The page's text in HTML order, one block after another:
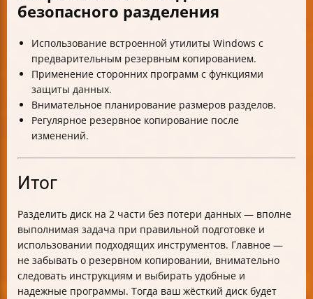
безопасного разделения
Использование встроенной утилиты Windows с
предварительным резервным копированием.
Применение сторонних программ с функциями
защиты данных.
Внимательное планирование размеров разделов.
Регулярное резервное копирование после
изменений.
Итог
Разделить диск на 2 части без потери данных — вполне
выполнимая задача при правильной подготовке и
использовании подходящих инструментов. Главное —
не забывать о резервном копировании, внимательно
следовать инструкциям и выбирать удобные и
надежные программы. Тогда ваш жёсткий диск будет